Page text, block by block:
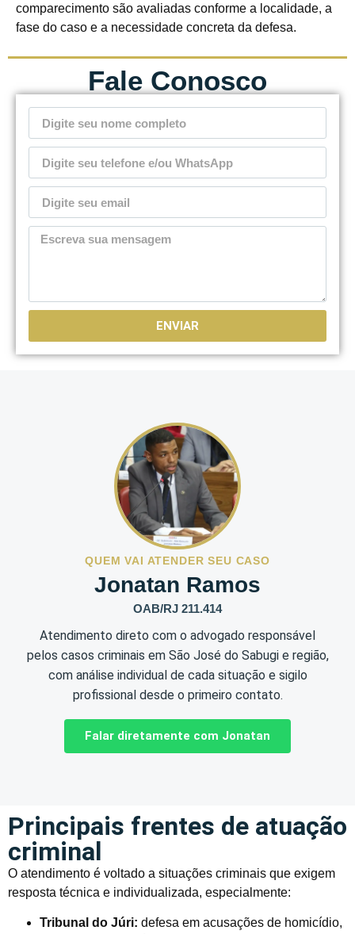
comparecimento são avaliadas conforme a localidade, a
fase do caso e a necessidade concreta da defesa.
Fale Conosco
ENVIAR
QUEM VAI ATENDER SEU CASO
Jonatan Ramos
OAB/RJ 211.414
Atendimento direto com o advogado responsável
pelos casos criminais em São José do Sabugi e região,
com análise individual de cada situação e sigilo
profissional desde o primeiro contato.
Falar diretamente com Jonatan
Principais frentes de atuação
criminal
O atendimento é voltado a situações criminais que exigem
resposta técnica e individualizada, especialmente:
Tribunal do Júri: defesa em acusações de homicídio,